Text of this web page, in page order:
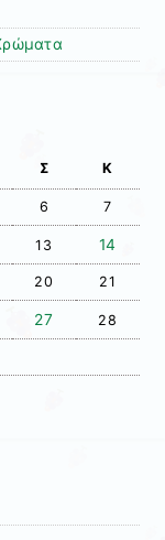
Σ Κ
6 7
13 14
20 21
27 28